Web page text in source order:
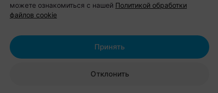
можете ознакомиться с нашей Политикой обработки
файлов cookie
Отклонить
Принять